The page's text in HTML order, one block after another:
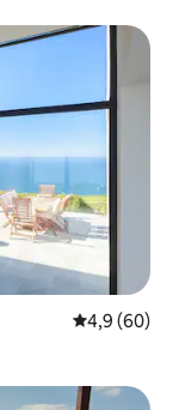
Prosječna
4,9 (60)